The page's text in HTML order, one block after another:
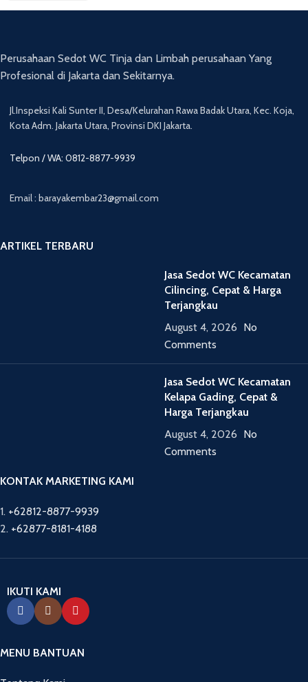
Perusahaan Sedot WC Tinja dan Limbah perusahaan Yang
Profesional di Jakarta dan Sekitarnya.
Jl.Inspeksi Kali Sunter II, Desa/Kelurahan Rawa Badak Utara, Kec. Koja,
Kota Adm. Jakarta Utara, Provinsi DKI Jakarta.
Telpon / WA: 0812-8877-9939
Email : barayakembar23@gmail.com
ARTIKEL TERBARU
Jasa Sedot WC Kecamatan
Cilincing, Cepat & Harga
Terjangkau
August 4, 2026 No
Comments
Jasa Sedot WC Kecamatan
Kelapa Gading, Cepat &
Harga Terjangkau
August 4, 2026 No
Comments
KONTAK MARKETING KAMI
1. +62812-8877-9939
2. +62877-8181-4188
IKUTI KAMI
MENU BANTUAN